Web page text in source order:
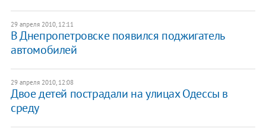
29 апреля 2010, 12:11
В Днепропетровске появился поджигатель
автомобилей
29 апреля 2010, 12:08
Двое детей пострадали на улицах Одессы в
среду